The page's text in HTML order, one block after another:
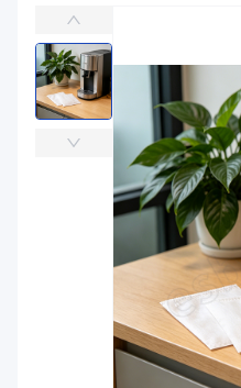
易食包（EPAK）专注于PP宠物方
价格：￥0
商品参数
商品分类
宠物食品盒
ES120819、
ES120819、